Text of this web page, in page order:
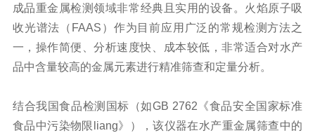
成品重金属检测领域非常经典且实用的设备。火焰原子吸
收光谱法（FAAS）作为目前应用广泛的常规检测方法之
一，操作简便、分析速度快、成本较低，非常适合对水产
品中含量较高的金属元素进行精准筛查和定量分析。
结合我国食品检测国标（如GB 2762《食品安全国家标准
食品中污染物限liang》），该仪器在水产重金属筛查中的